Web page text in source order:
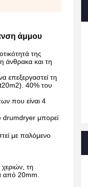
άμμου
της
άνθρακα και τη
επεξεργαστεί τη
40% του
που είναι 4
drumdryer μπορεί
με παλόμενο
τη
από 20mm.